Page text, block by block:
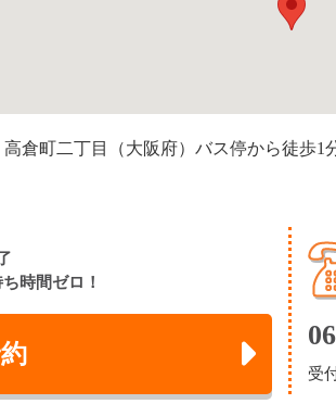
倉町二丁目（大阪府）バス停から徒歩1
時間ゼロ！
受